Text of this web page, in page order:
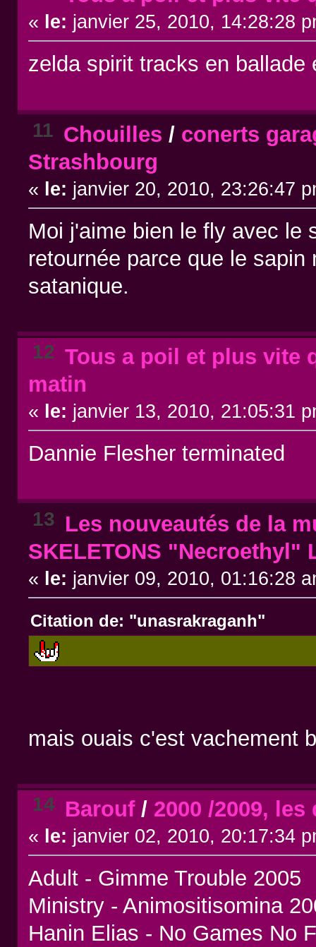
« le: janvier 25, 2010, 14:28:28
zelda spirit tracks en
11 Chouilles / conerts
Strashbourg
« le: janvier 20, 2010, 23:26:47
Moi j'aime bien le fly avec le
retournée parce que le
satanique.
12 Tous a poil et plus vite
matin
« le: janvier 13, 2010, 21:05:31
Dannie Flesher terminated
13 Les nouveautés de la
SKELETONS "Necroethyl"
« le: janvier 09, 2010, 01:16:28
Citation de: "unasrakraganh"
mais ouais c'est vachement
14 Barouf/ 2000 /2009,
« le: janvier 02, 2010, 20:17:34
Adult - Gimme Trouble 2005
Ministry - Animositisomina
Hanin Elias - No Games No